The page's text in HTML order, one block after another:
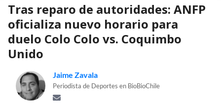
Tras reparo de autoridades: ANFP
oficializa nuevo horario para
duelo Colo Colo vs. Coquimbo
Unido
Jaime Zavala
Periodista de Deportes en BioBioChile